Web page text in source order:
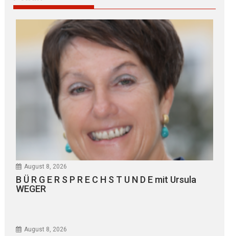
August 8, 2026
B Ü R G E R S P R E C H S T U N D E mit Ursula
WEGER
August 8, 2026